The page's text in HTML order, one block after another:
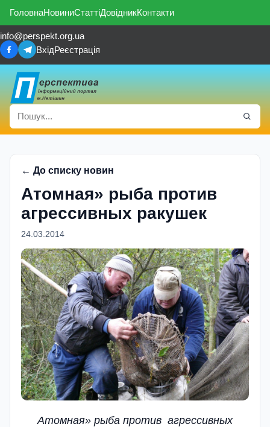
ГоловнаНовиниСтаттіДовідникКонтакти
info@perspekt.org.ua
ВхідРеєстрація
← До списку новин
Атомная» рыба против
агрессивных ракушек
24.03.2014
Атомная» рыба против агрессивных